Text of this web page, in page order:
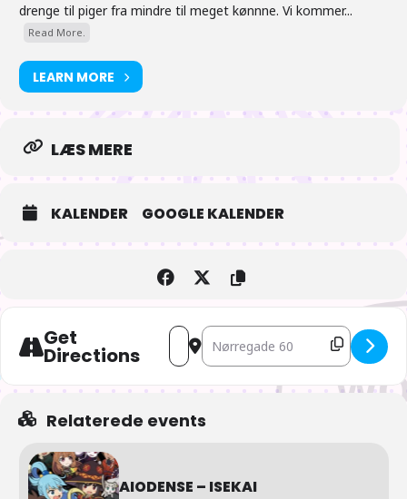
drenge til piger fra mindre til meget kønnne. Vi kommer...
Read More.
LEARN MORE
LÆS MERE
KALENDER GOOGLE KALENDER
Get
Directions
Address - AIOdense – Hvad er Sushi?
Destination Address - AIOdense –
Relaterede events
AIODENSE – ISEKAI